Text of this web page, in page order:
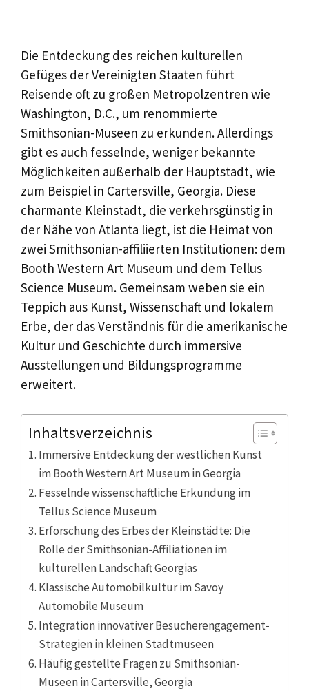
Die Entdeckung des reichen kulturellen
Gefüges der Vereinigten Staaten führt
Reisende oft zu großen Metropolzentren wie
Washington, D.C., um renommierte
Smithsonian-Museen zu erkunden. Allerdings
gibt es auch fesselnde, weniger bekannte
Möglichkeiten außerhalb der Hauptstadt, wie
zum Beispiel in Cartersville, Georgia. Diese
charmante Kleinstadt, die verkehrsgünstig in
der Nähe von Atlanta liegt, ist die Heimat von
zwei Smithsonian-affiliierten Institutionen: dem
Booth Western Art Museum und dem Tellus
Science Museum. Gemeinsam weben sie ein
Teppich aus Kunst, Wissenschaft und lokalem
Erbe, der das Verständnis für die amerikanische
Kultur und Geschichte durch immersive
Ausstellungen und Bildungsprogramme
erweitert.
Inhaltsverzeichnis
Immersive Entdeckung der westlichen Kunst
im Booth Western Art Museum in Georgia
Fesselnde wissenschaftliche Erkundung im
Tellus Science Museum
Erforschung des Erbes der Kleinstädte: Die
Rolle der Smithsonian-Affiliationen im
kulturellen Landschaft Georgias
Klassische Automobilkultur im Savoy
Automobile Museum
Integration innovativer Besucherengagement-
Strategien in kleinen Stadtmuseen
Häufig gestellte Fragen zu Smithsonian-
Museen in Cartersville, Georgia